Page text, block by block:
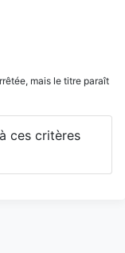
mais le titre paraît
ces critères